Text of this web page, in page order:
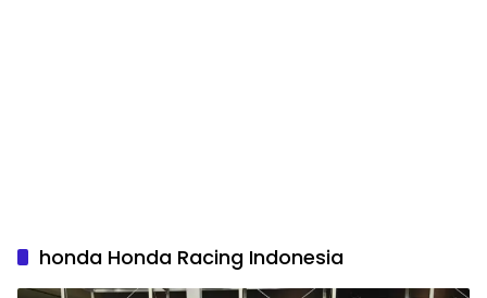
honda Honda Racing Indonesia